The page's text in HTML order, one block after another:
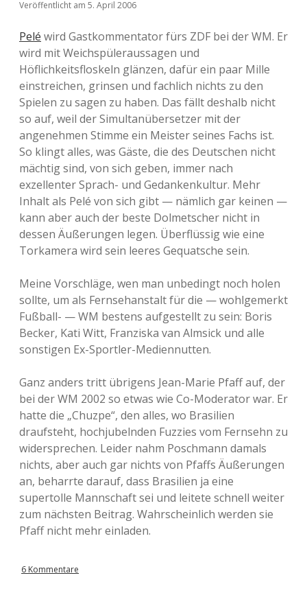
Veröffentlicht am 5. April 2006
Pelé wird Gastkommentator fürs ZDF bei der WM. Er
wird mit Weichspüleraussagen und
Höflichkeitsfloskeln glänzen, dafür ein paar Mille
einstreichen, grinsen und fachlich nichts zu den
Spielen zu sagen zu haben. Das fällt deshalb nicht
so auf, weil der Simultanübersetzer mit der
angenehmen Stimme ein Meister seines Fachs ist.
So klingt alles, was Gäste, die des Deutschen nicht
mächtig sind, von sich geben, immer nach
exzellenter Sprach- und Gedankenkultur. Mehr
Inhalt als Pelé von sich gibt — nämlich gar keinen —
kann aber auch der beste Dolmetscher nicht in
dessen Äußerungen legen. Überflüssig wie eine
Torkamera wird sein leeres Gequatsche sein.
Meine Vorschläge, wen man unbedingt noch holen
sollte, um als Fernsehanstalt für die — wohlgemerkt
Fußball- — WM bestens aufgestellt zu sein: Boris
Becker, Kati Witt, Franziska van Almsick und alle
sonstigen Ex-Sportler-Mediennutten.
Ganz anders tritt übrigens Jean-Marie Pfaff auf, der
bei der WM 2002 so etwas wie Co-Moderator war. Er
hatte die „Chuzpe“, den alles, wo Brasilien
draufsteht, hochjubelnden Fuzzies vom Fernsehn zu
widersprechen. Leider nahm Poschmann damals
nichts, aber auch gar nichts von Pfaffs Äußerungen
an, beharrte darauf, dass Brasilien ja eine
supertolle Mannschaft sei und leitete schnell weiter
zum nächsten Beitrag. Wahrscheinlich werden sie
Pfaff nicht mehr einladen.
6 Kommentare